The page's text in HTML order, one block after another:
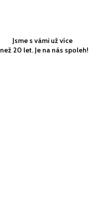
Jsme s vámi už více
než 20 let. Je na nás spoleh!